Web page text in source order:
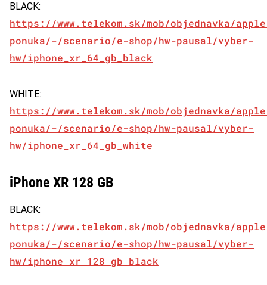
BLACK:
https://www.telekom.sk/mob/objednavka/
ponuka/-/scenario/e-shop/hw-pausal/vyber-
hw/iphone_xr_64_gb_black
WHITE:
https://www.telekom.sk/mob/objednavka/
ponuka/-/scenario/e-shop/hw-pausal/vyber-
hw/iphone_xr_64_gb_white
iPhone XR 128 GB
BLACK:
https://www.telekom.sk/mob/objednavka/
ponuka/-/scenario/e-shop/hw-pausal/vyber-
hw/iphone_xr_128_gb_black